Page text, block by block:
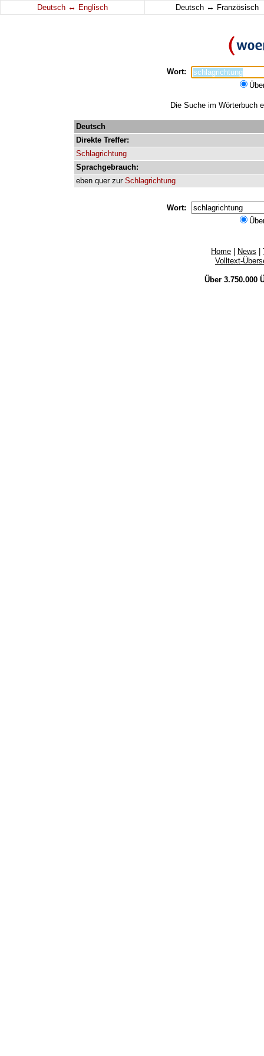
Deutsch ↔ Englisch Deutsch ↔ Französisch
Wort:
Die Suche im Wörterbuch
Deutsch
Direkte Treffer:
Schlagrichtung
Sprachgebrauch:
eben quer zur Schlagrichtung
Wort:
Home News
Volltext-
Über 3.750.000